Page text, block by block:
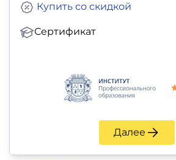
Сертификат
Купить со скидкой
Далее